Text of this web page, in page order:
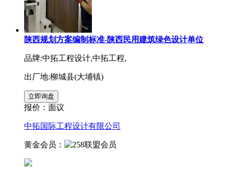
陕西规划方案编制标准-陕西民用建筑绿色设计单位
品牌:中拓工程设计,中拓工程,
出厂地:柳城县(大埔镇)
报价： 面议
中拓国际工程设计有限公司
黄金会员：